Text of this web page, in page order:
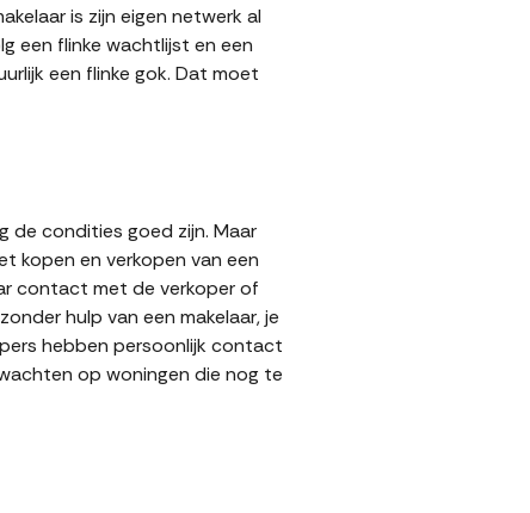
is zijn eigen netwerk al
een flinke wachtlijst en een
een flinke gok. Dat moet
de condities goed zijn. Maar
kopen en verkopen van een
contact met de verkoper of
hulp van een makelaar, je
hebben persoonlijk contact
op woningen die nog te